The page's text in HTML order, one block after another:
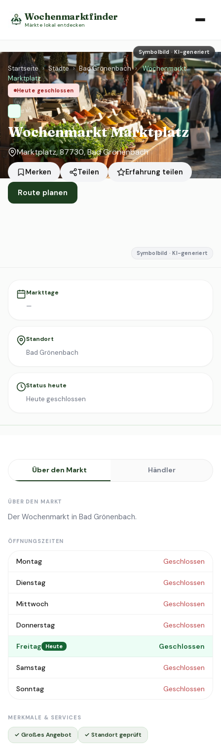
Wochenmarktfinder
Märkte lokal entdecken
Symbolbild · KI-generiert
Startseite › Städte › Bad Grönenbach ›
Wochenmarkt
Marktplatz
Heute geschlossen
Wochenmarkt Marktplatz
Marktplatz, 87730, Bad Grönenbach
Merken Teilen Erfahrung teilen
Route planen
Symbolbild · KI-generiert
Markttage
—
Standort
Bad Grönenbach
Status heute
Heute geschlossen
Über den Markt Händler
ÜBER DEN MARKT
Der Wochenmarkt in Bad Grönenbach.
ÖFFNUNGSZEITEN
Montag Geschlossen
Dienstag Geschlossen
Mittwoch Geschlossen
Donnerstag Geschlossen
Freitag Heute Geschlossen
Samstag Geschlossen
Sonntag Geschlossen
MERKMALE & SERVICES
✓ Großes Angebot ✓ Standort geprüft